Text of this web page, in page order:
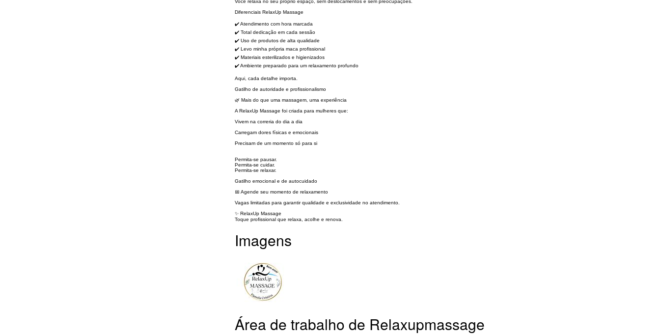
Você relaxa no seu próprio espaço, sem deslocamentos e sem preocupações.
Diferenciais RelaxUp Massage
✔️ Atendimento com hora marcada
✔️ Total dedicação em cada sessão
✔️ Uso de produtos de alta qualidade
✔️ Levo minha própria maca profissional
✔️ Materiais esterilizados e higienizados
✔️ Ambiente preparado para um relaxamento profundo
Aqui, cada detalhe importa.
Gatilho de autoridade e profissionalismo
🌿 Mais do que uma massagem, uma experiência
A RelaxUp Massage foi criada para mulheres que:
Vivem na correria do dia a dia
Carregam dores físicas e emocionais
Precisam de um momento só para si
Permita-se pausar.
Permita-se cuidar.
Permita-se relaxar.
Gatilho emocional e de autocuidado
📅 Agende seu momento de relaxamento
Vagas limitadas para garantir qualidade e exclusividade no atendimento.
✨ RelaxUp Massage
Toque profissional que relaxa, acolhe e renova.
Imagens
Área de trabalho de Relaxupmassage